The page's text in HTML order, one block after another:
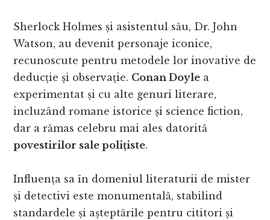
Sherlock Holmes și asistentul său, Dr. John
Watson, au devenit personaje iconice,
recunoscute pentru metodele lor inovative de
deducție și observație. Conan Doyle a
experimentat și cu alte genuri literare,
incluzând romane istorice și science fiction,
dar a rămas celebru mai ales datorită
povestirilor sale polițiste.
Influența sa în domeniul literaturii de mister
și detectivi este monumentală, stabilind
standardele și așteptările pentru cititori și